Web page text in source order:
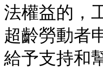
法權益的，
超齡勞動者
給予支持和